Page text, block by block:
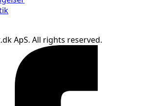
ApS. All rights reserved.